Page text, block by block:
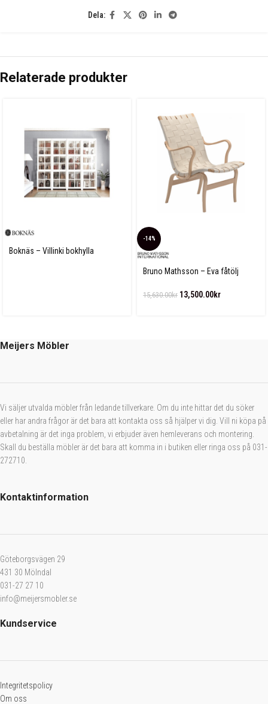
Dela:
Relaterade produkter
Boknäs – Villinki bokhylla
-14%
Bruno Mathsson – Eva fåtölj
15,630.00kr 13,500.00kr
Meijers Möbler
Vi säljer utvalda möbler från ledande tillverkare. Om du inte hittar det du söker
eller har andra frågor är det bara att kontakta oss så hjälper vi dig. Vill ni köpa på
avbetalning är det inga problem, vi erbjuder även hemleverans och montering.
Skall du beställa möbler är det bara att komma in i butiken eller ringa oss på 031-
272710.
Kontaktinformation
Göteborgsvägen 29
431 30 Mölndal
031-27 27 10
info@meijersmobler.se
Kundservice
Integritetspolicy
Om oss